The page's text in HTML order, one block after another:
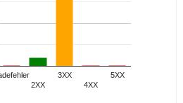
2XX
3XX
4XX
5XX